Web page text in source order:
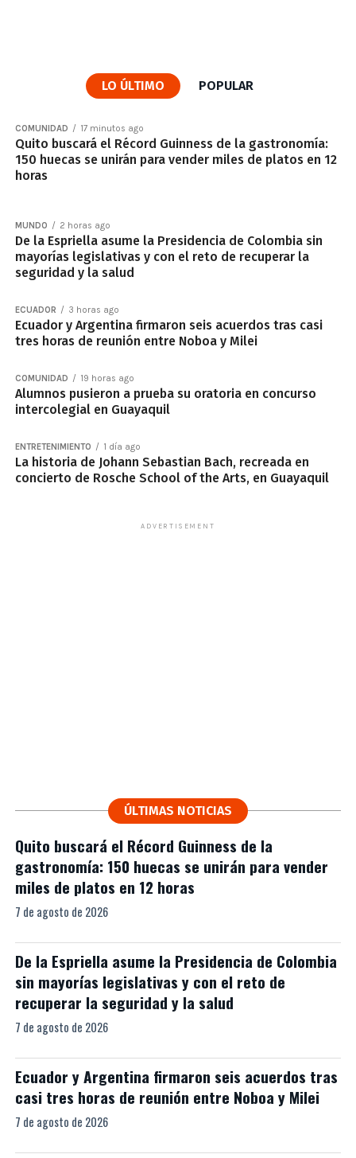
LO ÚLTIMO POPULAR
COMUNIDAD 17 minutos ago
Quito buscará el Récord Guinness de la gastronomía:
150 huecas se unirán para vender miles de platos en 12
horas
MUNDO 2 horas ago
De la Espriella asume la Presidencia de Colombia sin
mayorías legislativas y con el reto de recuperar la
seguridad y la salud
ECUADOR 3 horas ago
Ecuador y Argentina firmaron seis acuerdos tras casi
tres horas de reunión entre Noboa y Milei
COMUNIDAD 19 horas ago
Alumnos pusieron a prueba su oratoria en concurso
intercolegial en Guayaquil
ENTRETENIMIENTO 1 día ago
La historia de Johann Sebastian Bach, recreada en
concierto de Rosche School of the Arts, en Guayaquil
ADVERTISEMENT
ÚLTIMAS NOTICIAS
Quito buscará el Récord Guinness de la
gastronomía: 150 huecas se unirán para vender
miles de platos en 12 horas
7 de agosto de 2026
De la Espriella asume la Presidencia de Colombia
sin mayorías legislativas y con el reto de
recuperar la seguridad y la salud
7 de agosto de 2026
Ecuador y Argentina firmaron seis acuerdos tras
casi tres horas de reunión entre Noboa y Milei
7 de agosto de 2026